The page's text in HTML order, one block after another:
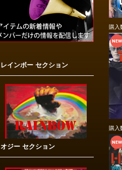
購入
購入
レインボー セクション
オジー セクション